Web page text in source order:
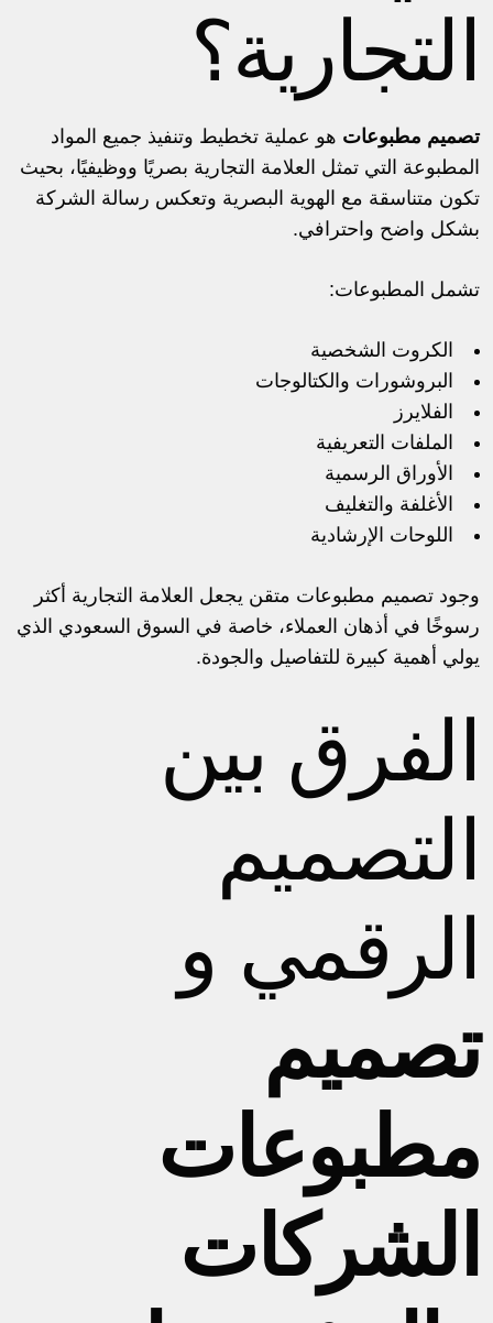
التجارية؟
تصميم مطبوعات هو عملية تخطيط وتنفيذ جميع المواد
المطبوعة التي تمثل العلامة التجارية بصريًا ووظيفيًا، بحيث
تكون متناسقة مع الهوية البصرية وتعكس رسالة الشركة
بشكل واضح واحترافي.
تشمل المطبوعات:
الكروت الشخصية
البروشورات والكتالوجات
الفلايرز
الملفات التعريفية
الأوراق الرسمية
الأغلفة والتغليف
اللوحات الإرشادية
وجود تصميم مطبوعات متقن يجعل العلامة التجارية أكثر
رسوخًا في أذهان العملاء، خاصة في السوق السعودي الذي
يولي أهمية كبيرة للتفاصيل والجودة.
الفرق بين
التصميم
الرقمي و
تصميم
مطبوعات
الشركات